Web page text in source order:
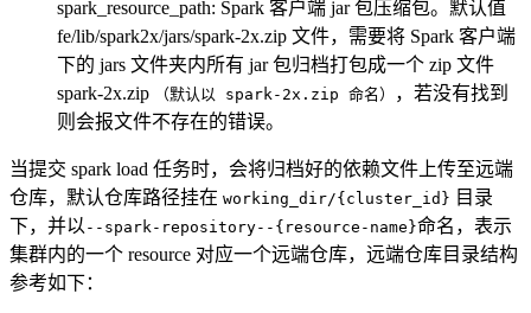
spark_resource_path: Spark 客户端 jar 包压缩包。默认值
fe/lib/spark2x/jars/spark-2x.zip 文件，需要将 Spark 客户端
下的 jars 文件夹内所有 jar 包归档打包成一个 zip 文件
spark-2x.zip
（默认以 spark-2x.zip 命名）
，若没有找到
则会报文件不存在的错误。
当提交 spark load 任务时，会将归档好的依赖文件上传至远端
仓库，默认仓库路径挂在 working_dir/{cluster_id} 目录
下，并以 --spark-repository--{resource-name}命名，表示
集群内的一个 resource 对应一个远端仓库，远端仓库目录结构
参考如下：